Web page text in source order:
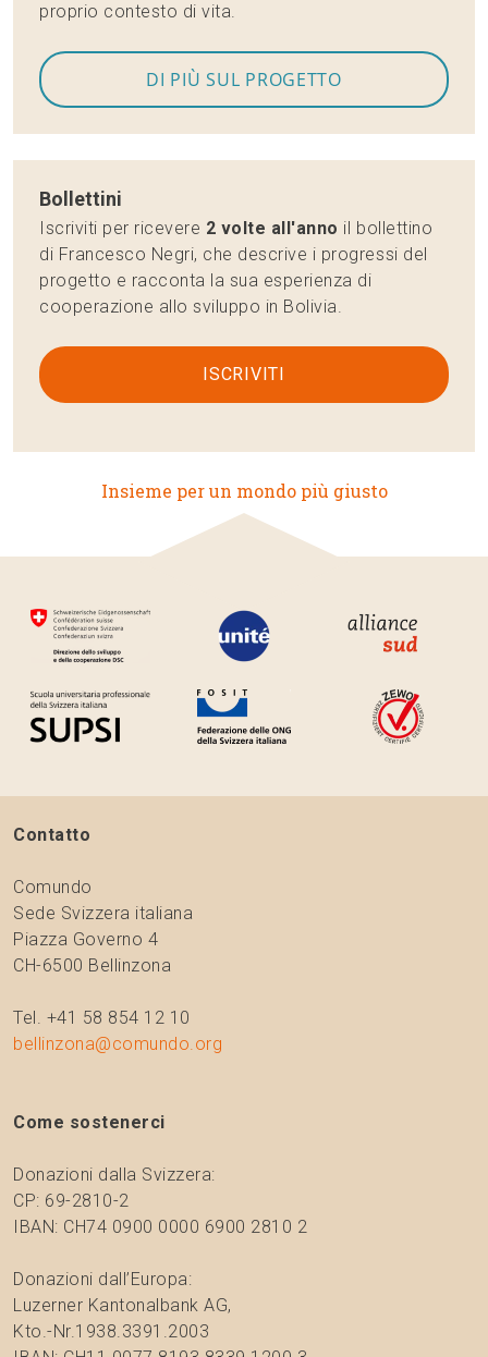
proprio contesto di vita.
DI PIÙ SUL PROGETTO
Bollettini
Iscriviti per ricevere 2 volte all'anno il bollettino
di Francesco Negri, che descrive i progressi del
progetto e racconta la sua esperienza di
cooperazione allo sviluppo in Bolivia.
ISCRIVITI
Insieme per un mondo più giusto
Contatto
Comundo
Sede Svizzera italiana
Piazza Governo 4
CH-6500 Bellinzona
Tel. +41 58 854 12 10
bellinzona@comundo.org
Come sostenerci
Donazioni dalla Svizzera:
CP: 69-2810-2
IBAN: CH74 0900 0000 6900 2810 2
Donazioni dall’Europa:
Luzerner Kantonalbank AG,
Kto.-Nr.1938.3391.2003